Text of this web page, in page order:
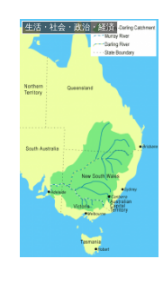
生活・社会・政治・経済